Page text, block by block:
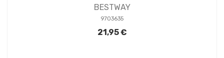
BESTWAY
9703635
21,95 €